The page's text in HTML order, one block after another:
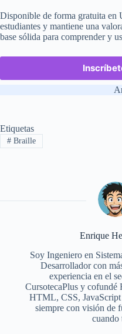
Disponible de forma gratuita en
estudiantes y mantiene una
base sólida para comprender y
Etiquetas
#Braille
Enrique
Soy Ingeniero en
Desarrollador con
experiencia en el
CursotecaPlus y cofundé
HTML, CSS,
siempre con visión de
cuando